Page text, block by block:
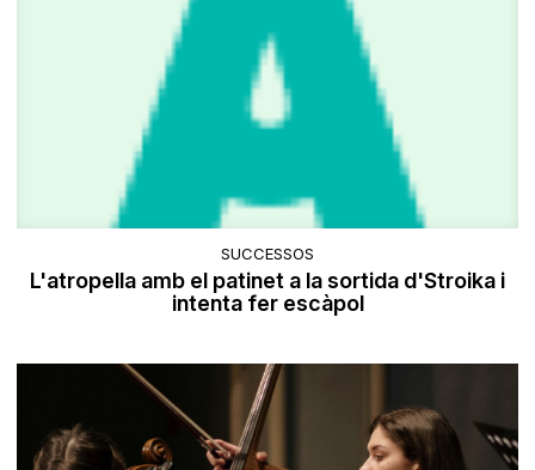
SUCCESSOS
L'atropella amb el patinet a la sortida d'Stroika i
intenta fer escàpol